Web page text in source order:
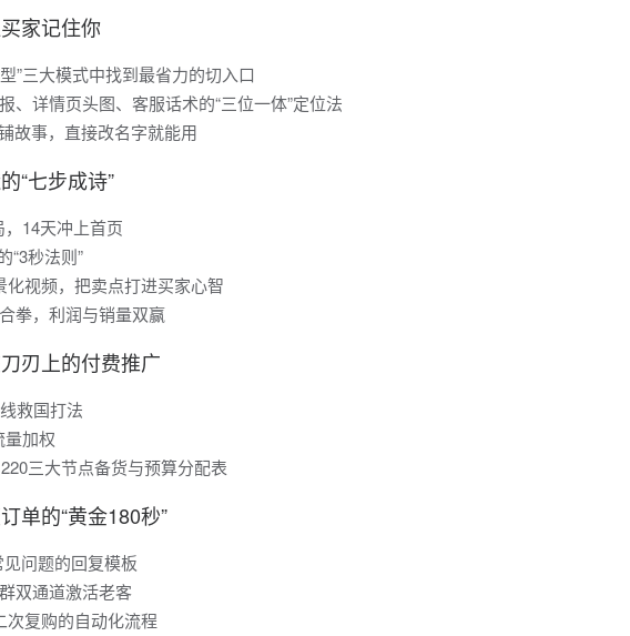
家记住你
型”三大模式中找到最省力的切入口
、详情页头图、客服话术的“三位一体”定位法
故事，直接改名字就能用
“七步成诗”
14天冲上首页
“3秒法则”
视频，把卖点打进买家心智
拳，利润与销量双赢
刃上的付费推广
救国打法
加权
三大节点备货与预算分配表
单的“黄金180秒”
问题的回复模板
双通道激活老客
复购的自动化流程